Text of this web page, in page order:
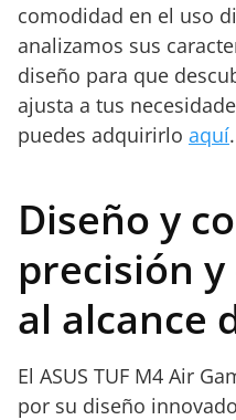
comodidad en el uso
analizamos sus
diseño para que
ajusta a tus
puedes adquirirlo aquí.
Diseño y
precisión
al alcance
El ASUS TUF M4 Air
por su diseño